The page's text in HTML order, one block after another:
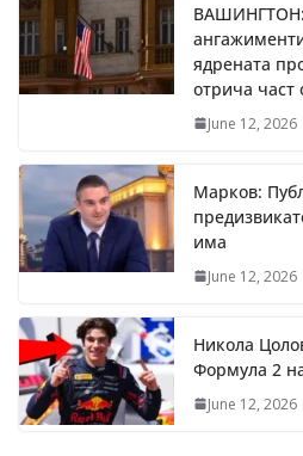
ядрената
отрича част
June 12, 2026
Марков:
има
June 12, 2026
Никола
Формула 2
June 12, 2026